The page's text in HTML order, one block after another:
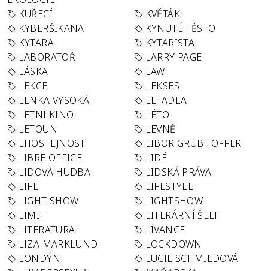
KUŘECÍ
KVĚTÁK
KYBERŠIKANA
KYNUTÉ TĚSTO
KYTARA
KYTARISTA
LABORATOŘ
LARRY PAGE
LÁSKA
LAW
LEKCE
LEKSES
LENKA VYSOKÁ
LETADLA
LETNÍ KINO
LÉTO
LETOUN
LEVNĚ
LHOSTEJNOST
LIBOR GRUBHOFFER
LIBRE OFFICE
LIDÉ
LIDOVÁ HUDBA
LIDSKÁ PRÁVA
LIFE
LIFESTYLE
LIGHT SHOW
LIGHTSHOW
LIMIT
LITERÁRNÍ ŠLEH
LITERATURA
LÍVANCE
LIZA MARKLUND
LOCKDOWN
LONDÝN
LUCIE SCHMIEDOVÁ